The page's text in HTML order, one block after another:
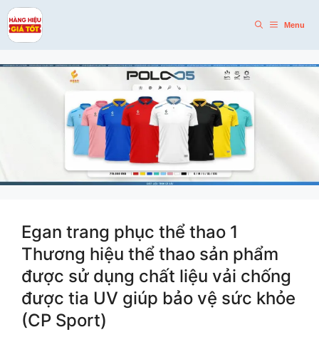
Skip
to
content
Menu
Egan trang phục thể thao 1
Thương hiệu thể thao sản phẩm
được sử dụng chất liệu vải chống
được tia UV giúp bảo vệ sức khỏe
(CP Sport)